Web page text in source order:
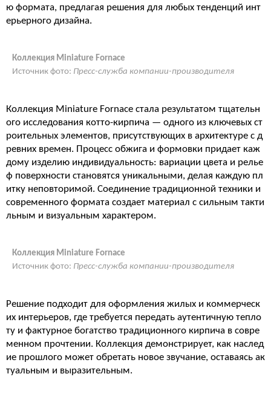
ю формата, предлагая решения для любых тенденций инт
ерьерного дизайна.
Коллекция Miniature Fornace
Источник фото: Пресс-служба компании-производителя
Коллекция Miniature Fornace стала результатом тщательн
ого исследования котто-кирпича — одного из ключевых ст
роительных элементов, присутствующих в архитектуре с д
ревних времен. Процесс обжига и формовки придает каж
дому изделию индивидуальность: вариации цвета и релье
ф поверхности становятся уникальными, делая каждую пл
итку неповторимой. Соединение традиционной техники и
современного формата создает материал с сильным такти
льным и визуальным характером.
Коллекция Miniature Fornace
Источник фото: Пресс-служба компании-производителя
Решение подходит для оформления жилых и коммерческ
их интерьеров, где требуется передать аутентичную тепло
ту и фактурное богатство традиционного кирпича в совре
менном прочтении. Коллекция демонстрирует, как наслед
ие прошлого может обретать новое звучание, оставаясь ак
туальным и выразительным.